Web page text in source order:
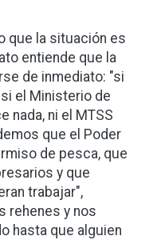
que la situación es
entiende que la
de inmediato: "si
el Ministerio de
nada, ni el MTSS
que el Poder
de pesca, que
y que
trabajar",
rehenes y nos
hasta que alguien